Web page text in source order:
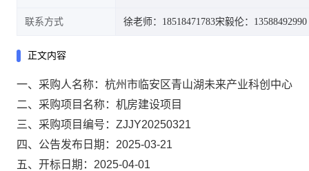
联系方式 徐老师：18518471783宋毅伦：13588492990
正文内容
一、 采购人名称： 杭州市临安区青山湖未来产业科创中心
二、采购项目名称： 机房建设项目
三、采购项目编号： ZJJY20250321
四、公告发布日期： 2025-03-21
五、开标日期： 2025-04-01